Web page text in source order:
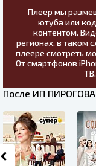
Плеер мы
ютуба или
контентом.
регионах, в таком
плеере смотреть
От смартфонов
После ИП